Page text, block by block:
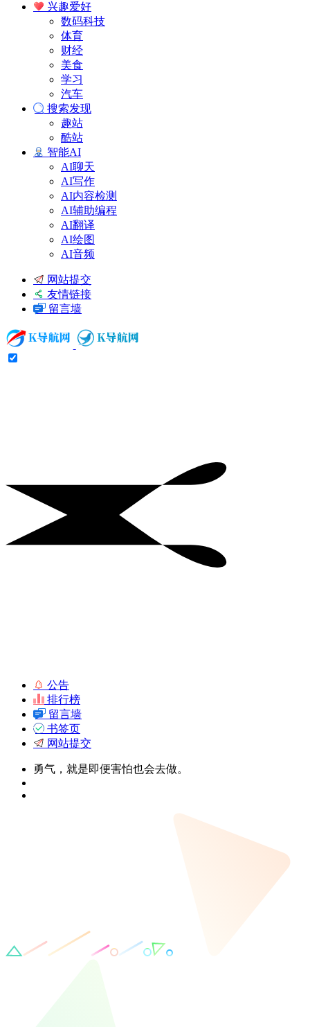
兴趣爱好
数码科技
体育
财经
美食
学习
汽车
搜索发现
趣站
酷站
智能AI
AI聊天
AI写作
AI内容检测
AI辅助编程
AI翻译
AI绘图
AI音频
网站提交
友情链接
留言墙
公告
排行榜
留言墙
书签页
网站提交
勇气，就是即便害怕也会去做。